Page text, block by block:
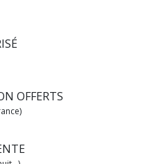
OFFERTS